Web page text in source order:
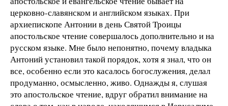
церковно-славянском и английском языках. При
архиепископе Антонии в день Святой Троицы
апостольское чтение совершалось дополнительно и на
русском языке. Мне было непонятно, почему владыка
Антоний установил такой порядок, хотя я знал, что он
все, особенно если это касалось богослужения, делал
продуманно, осмысленно, живо. Однажды я, слушая
это апостольское чтение, вдруг обратил внимание на